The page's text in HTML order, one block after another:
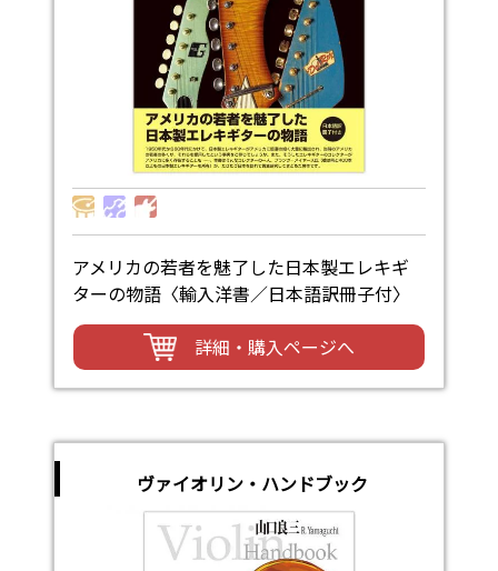
アメリカの若者を魅了した日本製エレキギ
ターの物語〈輸入洋書／日本語訳冊子付〉
詳細・購入ページへ
ヴァイオリン・ハンドブック